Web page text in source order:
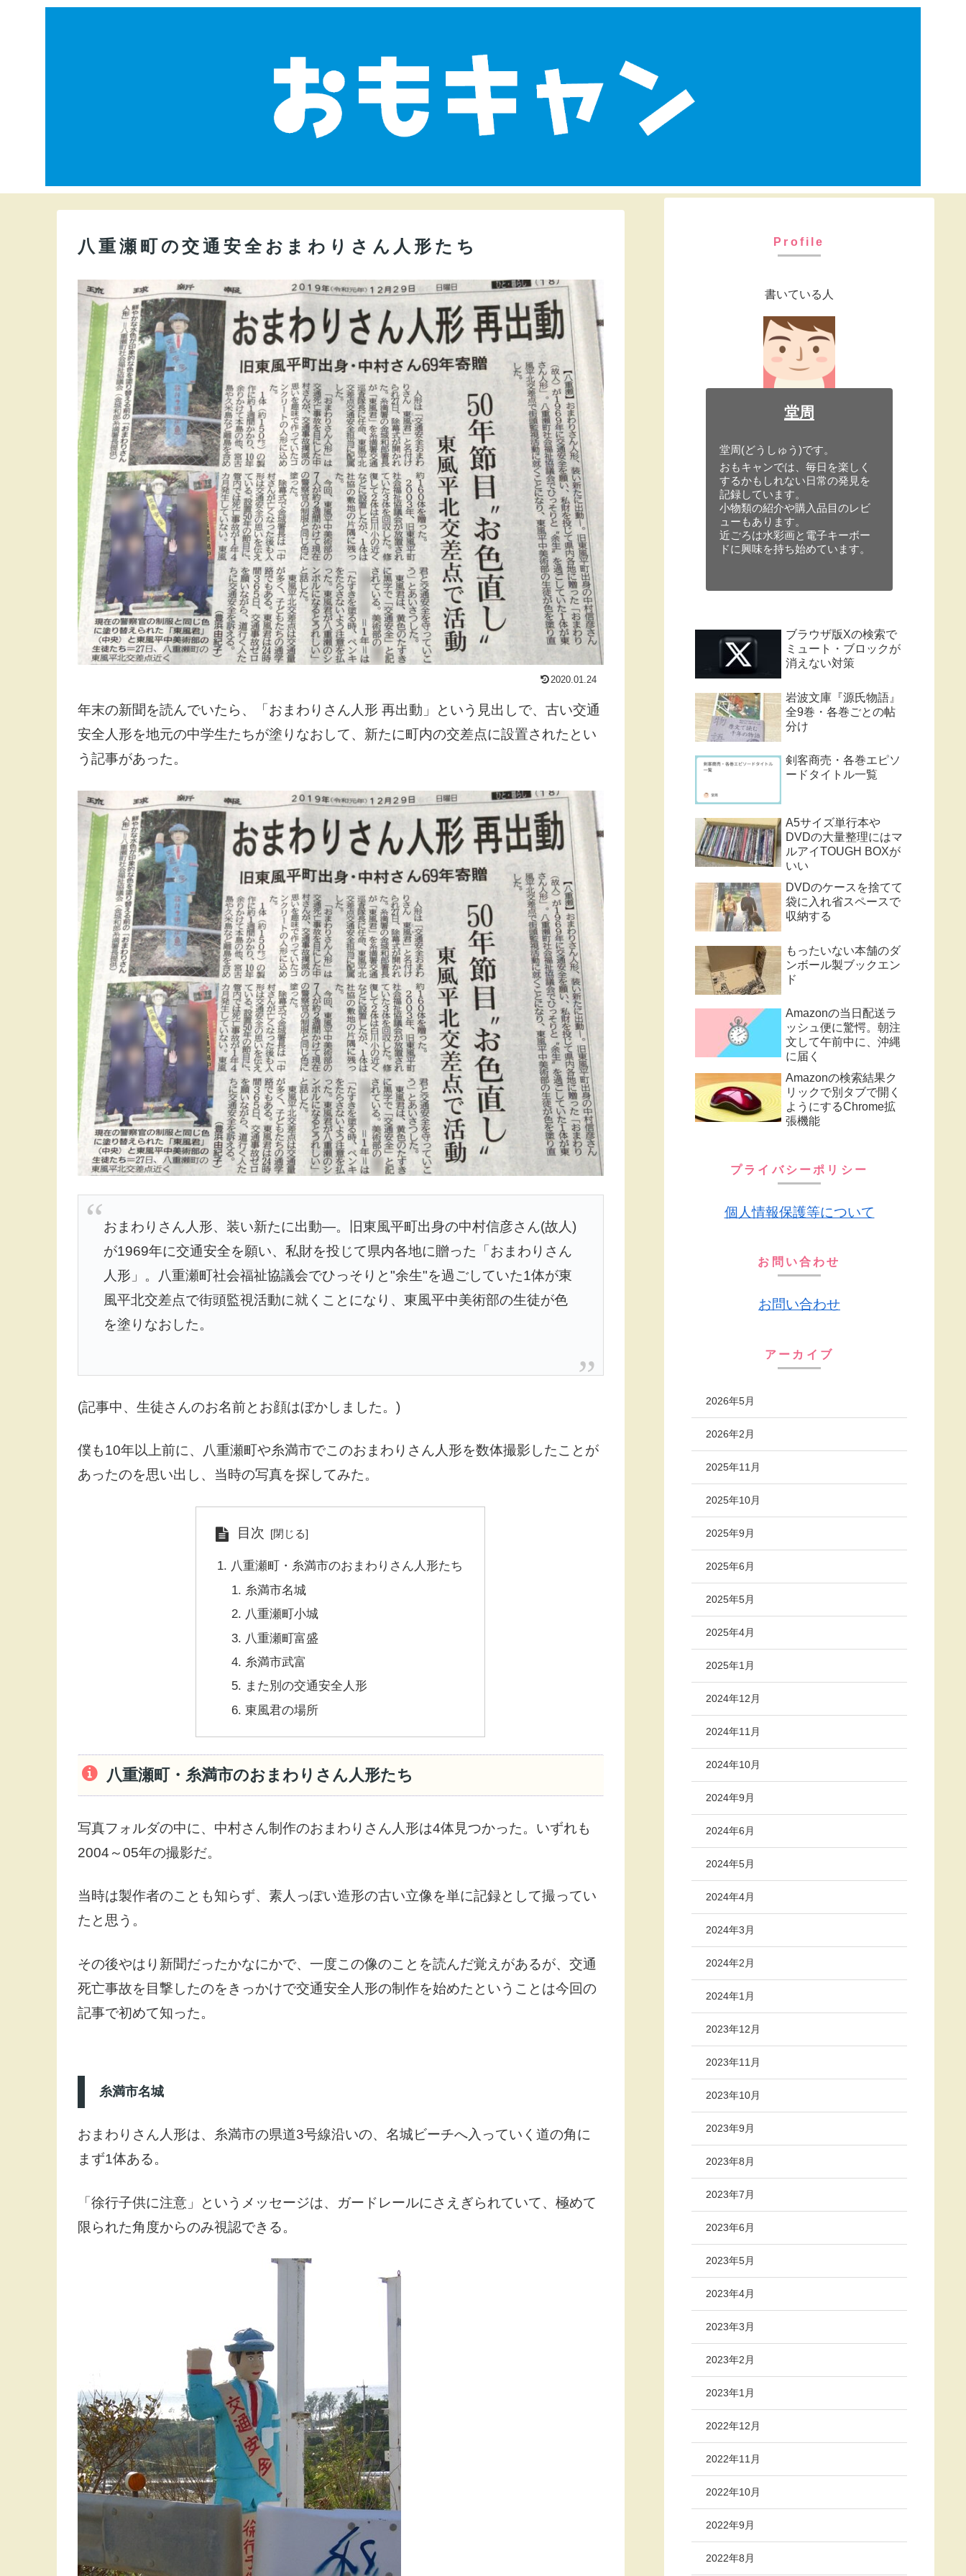
八重瀬町の交通安全おまわりさん人形たち
2020.01.24
年末の新聞を読んでいたら、「おまわりさん人形 再出動」という見出しで、古い交通
安全人形を地元の中学生たちが塗りなおして、新たに町内の交差点に設置されたとい
う記事があった。
おまわりさん人形、装い新たに出動―。旧東風平町出身の中村信彦さん(故人)
が1969年に交通安全を願い、私財を投じて県内各地に贈った「おまわりさん
人形」。八重瀬町社会福祉協議会でひっそりと"余生"を過ごしていた1体が東
風平北交差点で街頭監視活動に就くことになり、東風平中美術部の生徒が色
を塗りなおした。
(記事中、生徒さんのお名前とお顔はぼかしました。)
僕も10年以上前に、八重瀬町や糸満市でこのおまわりさん人形を数体撮影したことが
あったのを思い出し、当時の写真を探してみた。
目次
八重瀬町・糸満市のおまわりさん人形たち
糸満市名城
八重瀬町小城
八重瀬町富盛
糸満市武富
また別の交通安全人形
東風君の場所
八重瀬町・糸満市のおまわりさん人形たち
写真フォルダの中に、中村さん制作のおまわりさん人形は4体見つかった。いずれも
2004～05年の撮影だ。
当時は製作者のことも知らず、素人っぽい造形の古い立像を単に記録として撮ってい
たと思う。
その後やはり新聞だったかなにかで、一度この像のことを読んだ覚えがあるが、交通
死亡事故を目撃したのをきっかけで交通安全人形の制作を始めたということは今回の
記事で初めて知った。
糸満市名城
おまわりさん人形は、糸満市の県道3号線沿いの、名城ビーチへ入っていく道の角に
まず1体ある。
「徐行子供に注意」というメッセージは、ガードレールにさえぎられていて、極めて
限られた角度からのみ視認できる。
Profile
書いている人
堂周
堂周(どうしゅう)です。
おもキャンでは、毎日を楽しく
するかもしれない日常の発見を
記録しています。
小物類の紹介や購入品目のレビ
ューもあります。
近ごろは水彩画と電子キーボー
ドに興味を持ち始めています。
ブラウザ版Xの検索で
ミュート・ブロックが
消えない対策
岩波文庫『源氏物語』
全9巻・各巻ごとの帖
分け
剣客商売・各巻エピソ
ードタイトル一覧
A5サイズ単行本や
DVDの大量整理にはマ
ルアイTOUGH BOXが
いい
DVDのケースを捨てて
袋に入れ省スペースで
収納する
もったいない本舗のダ
ンボール製ブックエン
ド
Amazonの当日配送ラ
ッシュ便に驚愕。朝注
文して午前中に、沖縄
に届く
Amazonの検索結果ク
リックで別タブで開く
ようにするChrome拡
張機能
プライバシーポリシー
個人情報保護等について
お問い合わせ
お問い合わせ
アーカイブ
2026年5月
2026年2月
2025年11月
2025年10月
2025年9月
2025年6月
2025年5月
2025年4月
2025年1月
2024年12月
2024年11月
2024年10月
2024年9月
2024年6月
2024年5月
2024年4月
2024年3月
2024年2月
2024年1月
2023年12月
2023年11月
2023年10月
2023年9月
2023年8月
2023年7月
2023年6月
2023年5月
2023年4月
2023年3月
2023年2月
2023年1月
2022年12月
2022年11月
2022年10月
2022年9月
2022年8月